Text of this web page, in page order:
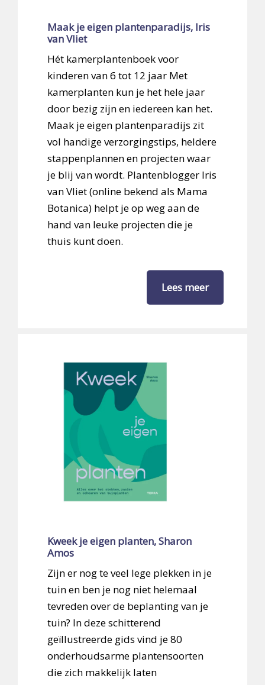
Maak je eigen plantenparadijs, Iris
van Vliet
Hét kamerplantenboek voor
kinderen van 6 tot 12 jaar Met
kamerplanten kun je het hele jaar
door bezig zijn en iedereen kan het.
Maak je eigen plantenparadijs zit
vol handige verzorgingstips, heldere
stappenplannen en projecten waar
je blij van wordt. Plantenblogger Iris
van Vliet (online bekend als Mama
Botanica) helpt je op weg aan de
hand van leuke projecten die je
thuis kunt doen.
Lees meer
Kweek je eigen planten, Sharon
Amos
Zijn er nog te veel lege plekken in je
tuin en ben je nog niet helemaal
tevreden over de beplanting van je
tuin? In deze schitterend
geïllustreerde gids vind je 80
onderhoudsarme plantensoorten
die zich makkelijk laten